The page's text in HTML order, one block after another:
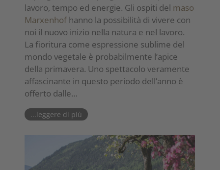
lavoro, tempo ed energie. Gli ospiti del maso
Marxenhof hanno la possibilità di vivere con
noi il nuovo inizio nella natura e nel lavoro.
La fioritura come espressione sublime del
mondo vegetale è probabilmente l’apice
della primavera. Uno spettacolo veramente
affascinante in questo periodo dell’anno è
offerto dalle…
...leggere di più